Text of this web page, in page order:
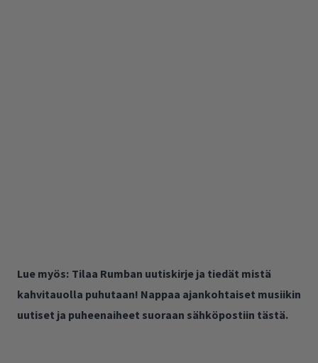
Lue myös: Tilaa Rumban uutiskirje ja tiedät mistä
kahvitauolla puhutaan! Nappaa ajankohtaiset musiikin
uutiset ja puheenaiheet suoraan sähköpostiin tästä.